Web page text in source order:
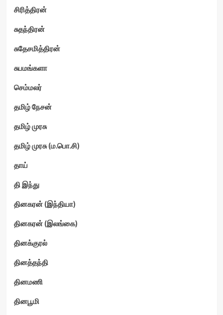
சிரித்திரன்
சுதந்திரன்
சுதேசமித்திரன்
சுபமங்களா
செம்மலர்
தமிழ் நேசன்
தமிழ் முரசு
தமிழ் முரசு (ம.பொ.சி)
தாய்
தி இந்து
தினகரன் (இந்தியா)
தினகரன் (இலங்கை)
தினக்குரல்
தினத்தந்தி
தினமணி
தினபூமி